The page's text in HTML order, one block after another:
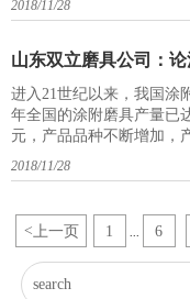
检查方案为样本数n=10，
来的质量抽查发现，纤
2018/11/28
山东双立磨具公司：论
进入21世纪以来，我国涂
年全国的涂附磨具产量已
元，产品品种不断增加，
表明了这一点。据海关统
方米
2018/11/28
< 上一页 1 6